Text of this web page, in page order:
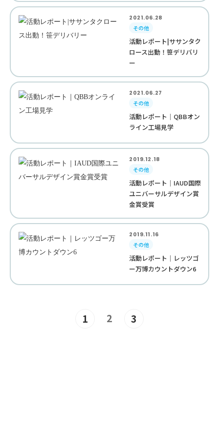
2021.06.28
その他
活動レポート|ササンタク
ロース出動！笹デリバリ
ー
2021.06.27
その他
活動レポート｜QBBオン
ライン工場見学
2019.12.18
その他
活動レポート｜IAUD国際
ユニバーサルデザイン賞
金賞受賞
2019.11.16
その他
活動レポート｜レッツゴ
ー万博カウントダウン6
1 2 3